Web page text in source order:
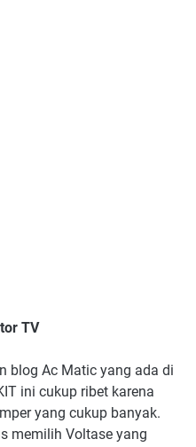
TV
blog Ac Matic yang ada di
ini cukup ribet karena
yang cukup banyak.
memilih Voltase yang